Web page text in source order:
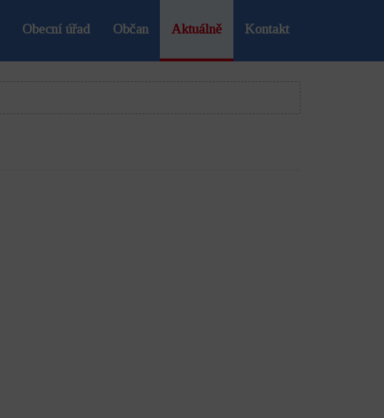
Obecní úřad Občan Aktuálně Kontakt